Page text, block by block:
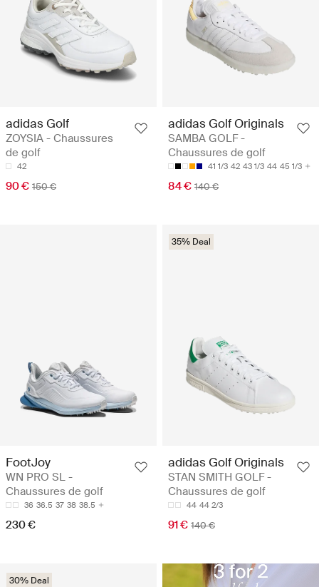
adidas Golf
ZOYSIA - Chaussures
de golf
42
90 € 150 €
adidas Golf Originals
SAMBA GOLF -
Chaussures de golf
41 1/3 42 43 1/3 44 45 1/3
84 € 140 €
FootJoy
WN PRO SL -
Chaussures de golf
36 36.5 37 38 38.5
230 €
35% Deal
adidas Golf Originals
STAN SMITH GOLF -
Chaussures de golf
44 44 2/3
91 € 140 €
30% Deal